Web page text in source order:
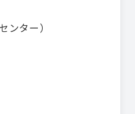
ンター）